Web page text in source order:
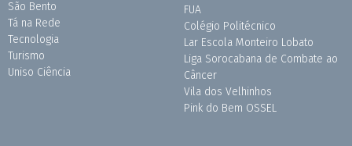
São Bento
Tá na Rede
Tecnologia
Turismo
Uniso Ciência
FUA
Colégio Politécnico
Lar Escola Monteiro Lobato
Liga Sorocabana de Combate ao
Câncer
Vila dos Velhinhos
Pink do Bem OSSEL